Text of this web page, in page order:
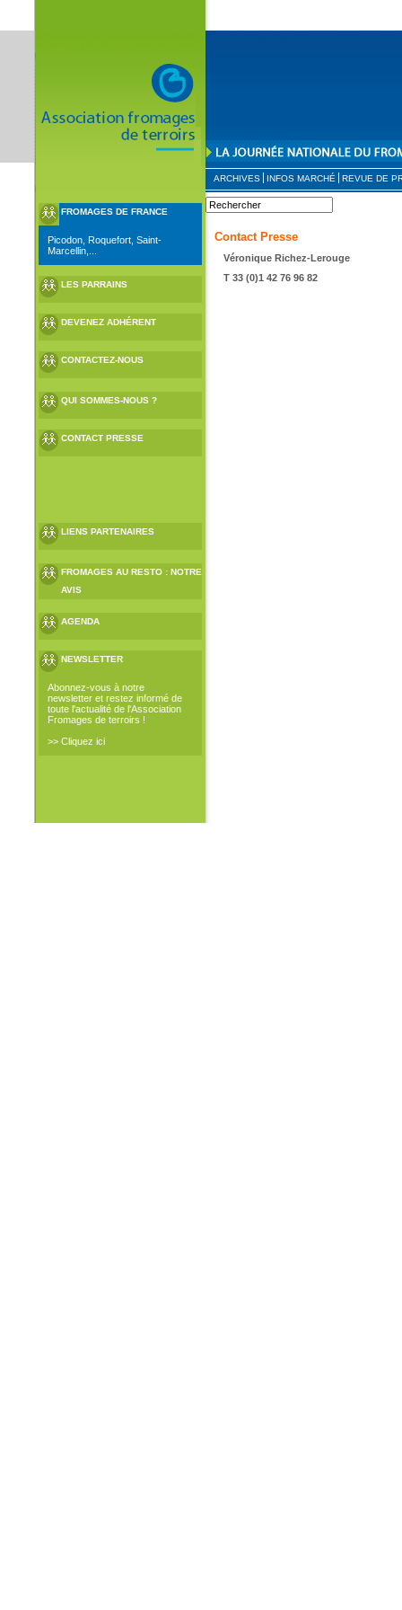
ARCHIVES INFOS MARCHÉ REVUE DE
FROMAGES DE FRANCE
Picodon, Roquefort, Saint-
Marcellin,...
LES PARRAINS
DEVENEZ ADHÉRENT
CONTACTEZ-NOUS
QUI SOMMES-NOUS ?
CONTACT PRESSE
LIENS PARTENAIRES
FROMAGES AU RESTO : NOTRE
AVIS
AGENDA
NEWSLETTER
Abonnez-vous à notre
newsletter et restez informé de
toute l'actualité de l'Association
Fromages de terroirs !
>> Cliquez ici
Contact Presse
Véronique Richez-Lerouge
T 33 (0)1 42 76 96 82